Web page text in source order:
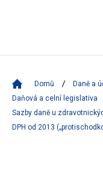
Domů Daně a
Daňová a celní legislativa
Sazby daně u
DPH od 2013